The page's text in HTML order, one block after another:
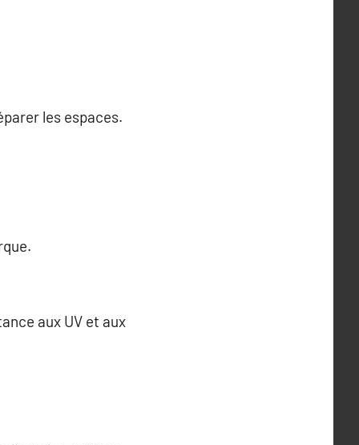
les espaces.
aux UV et aux